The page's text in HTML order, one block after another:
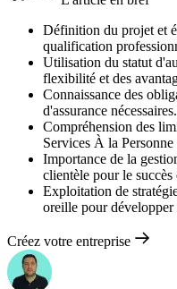
Définition du projet et
qualification
Utilisation du statut
flexibilité et des
Connaissance des
d'assurance nécessaires.
Compréhension des
Services À la
Importance de la
clientèle pour le succès
Exploitation de
oreille pour
Créez votre entreprise